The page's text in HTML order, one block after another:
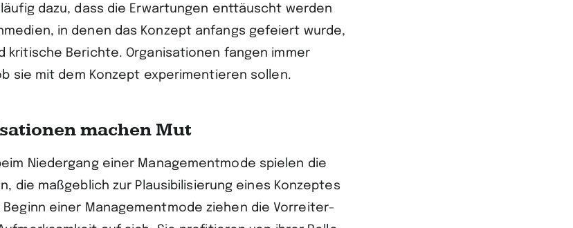
dazu, dass die Erwartungen enttäuscht werden
in denen das Konzept anfangs gefeiert wurde,
kritische Berichte. Organisationen fangen immer
sie mit dem Konzept experimentieren sollen.
machen Mut
Niedergang einer Managementmode spielen die
die maßgeblich zur Plausibilisierung eines Konzeptes
Beginn einer Managementmode ziehen die Vorreiter­